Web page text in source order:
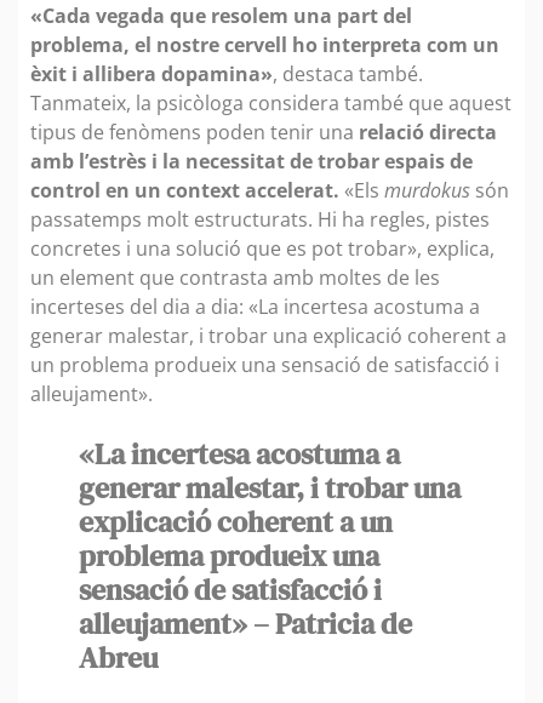
«Cada vegada que resolem una part del
problema, el nostre cervell ho interpreta com un
èxit i allibera dopamina», destaca també.
Tanmateix, la psicòloga considera també que aquest
tipus de fenòmens poden tenir una relació directa
amb l’estrès i la necessitat de trobar espais de
control en un context accelerat. «Els murdokus són
passatemps molt estructurats. Hi ha regles, pistes
concretes i una solució que es pot trobar», explica,
un element que contrasta amb moltes de les
incerteses del dia a dia: «La incertesa acostuma a
generar malestar, i trobar una explicació coherent a
un problema produeix una sensació de satisfacció i
alleujament».
«La incertesa acostuma a
generar malestar, i trobar una
explicació coherent a un
problema produeix una
sensació de satisfacció i
alleujament» – Patricia de
Abreu